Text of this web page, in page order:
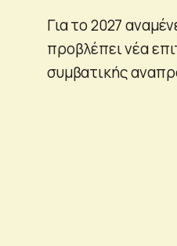
Για το 2027
προβλέπει νέα
συμβατικής